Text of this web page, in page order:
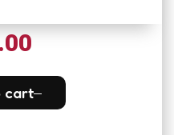
cart